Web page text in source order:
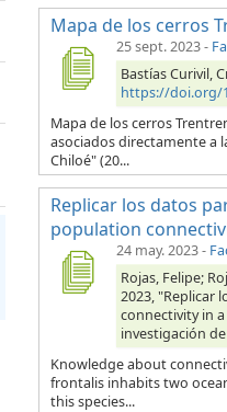
Mapa de los cerros
25 sept. 2023-
Bastías Curivil,
https://doi.org/
Mapa de los cerros
asociados directamente a
Chiloé" (20...
Replicar los datos
population
24 may. 2023-
Rojas, Felipe;
2023, "Replicar
connectivity in
investigación
Knowledge about
frontalis inhabits two
this species...